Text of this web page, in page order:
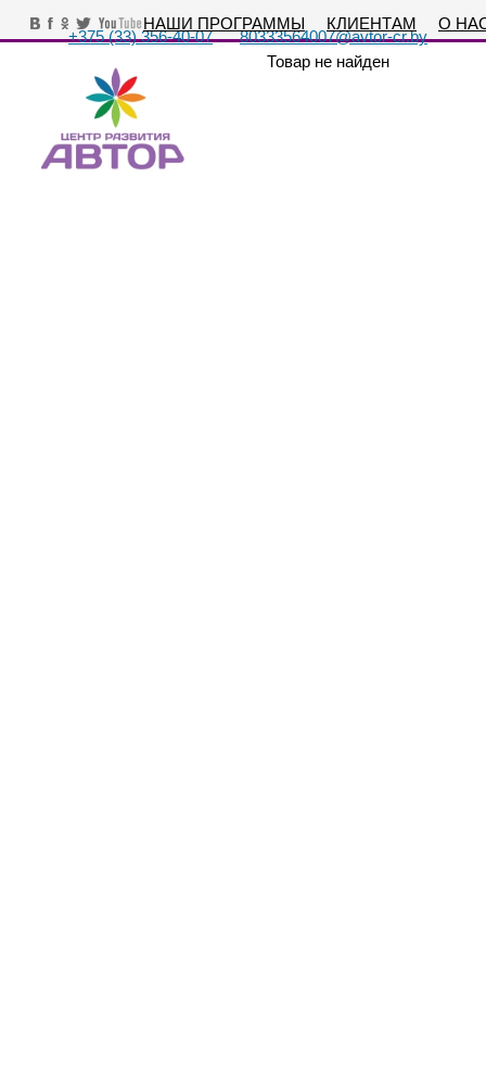
НАШИ ПРОГРАММЫ КЛИЕНТАМ О
+375 (33) 356-40-07
80333564007@avtor-cr.by
Товар не найден